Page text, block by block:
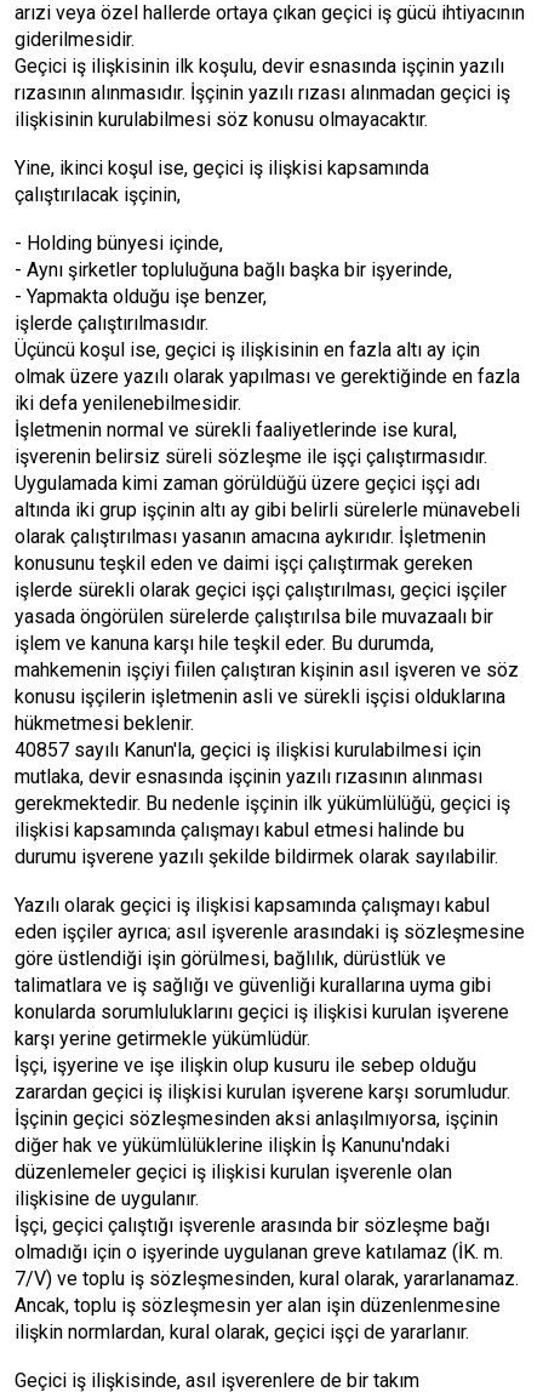
arızi veya özel hallerde ortaya çıkan geçici iş gücü ihtiyacının
giderilmesidir.
Geçici iş ilişkisinin ilk koşulu, devir esnasında işçinin yazılı
rızasının alınmasıdır. İşçinin yazılı rızası alınmadan geçici iş
ilişkisinin kurulabilmesi söz konusu olmayacaktır.
Yine, ikinci koşul ise, geçici iş ilişkisi kapsamında
çalıştırılacak işçinin,
- Holding bünyesi içinde,
- Aynı şirketler topluluğuna bağlı başka bir işyerinde,
- Yapmakta olduğu işe benzer,
işlerde çalıştırılmasıdır.
Üçüncü koşul ise, geçici iş ilişkisinin en fazla altı ay için
olmak üzere yazılı olarak yapılması ve gerektiğinde en fazla
iki defa yenilenebilmesidir.
İşletmenin normal ve sürekli faaliyetlerinde ise kural,
işverenin belirsiz süreli sözleşme ile işçi çalıştırmasıdır.
Uygulamada kimi zaman görüldüğü üzere geçici işçi adı
altında iki grup işçinin altı ay gibi belirli sürelerle münavebeli
olarak çalıştırılması yasanın amacına aykırıdır. İşletmenin
konusunu teşkil eden ve daimi işçi çalıştırmak gereken
işlerde sürekli olarak geçici işçi çalıştırılması, geçici işçiler
yasada öngörülen sürelerde çalıştırılsa bile muvazaalı bir
işlem ve kanuna karşı hile teşkil eder. Bu durumda,
mahkemenin işçiyi fiilen çalıştıran kişinin asıl işveren ve söz
konusu işçilerin işletmenin asli ve sürekli işçisi olduklarına
hükmetmesi beklenir.
40857 sayılı Kanun'la, geçici iş ilişkisi kurulabilmesi için
mutlaka, devir esnasında işçinin yazılı rızasının alınması
gerekmektedir. Bu nedenle işçinin ilk yükümlülüğü, geçici iş
ilişkisi kapsamında çalışmayı kabul etmesi halinde bu
durumu işverene yazılı şekilde bildirmek olarak sayılabilir.
Yazılı olarak geçici iş ilişkisi kapsamında çalışmayı kabul
eden işçiler ayrıca; asıl işverenle arasındaki iş sözleşmesine
göre üstlendiği işin görülmesi, bağlılık, dürüstlük ve
talimatlara ve iş sağlığı ve güvenliği kurallarına uyma gibi
konularda sorumluluklarını geçici iş ilişkisi kurulan işverene
karşı yerine getirmekle yükümlüdür.
İşçi, işyerine ve işe ilişkin olup kusuru ile sebep olduğu
zarardan geçici iş ilişkisi kurulan işverene karşı sorumludur.
İşçinin geçici sözleşmesinden aksi anlaşılmıyorsa, işçinin
diğer hak ve yükümlülüklerine ilişkin İş Kanunu'ndaki
düzenlemeler geçici iş ilişkisi kurulan işverenle olan
ilişkisine de uygulanır.
İşçi, geçici çalıştığı işverenle arasında bir sözleşme bağı
olmadığı için o işyerinde uygulanan greve katılamaz (İK. m.
7/V) ve toplu iş sözleşmesinden, kural olarak, yararlanamaz.
Ancak, toplu iş sözleşmesin yer alan işin düzenlenmesine
ilişkin normlardan, kural olarak, geçici işçi de yararlanır.
Geçici iş ilişkisinde, asıl işverenlere de bir takım